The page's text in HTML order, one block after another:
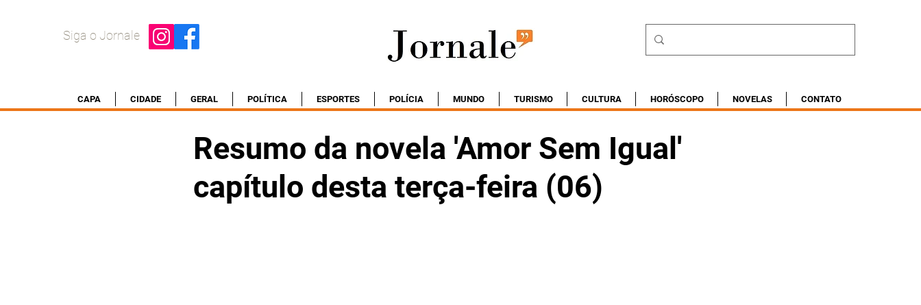
Siga o Jornale
CAPA CIDADE GERAL POLÍTICA ESPORTES POLÍCIA MUNDO TURISMO CULTURA HORÓSCOPO NOVELAS CONTATO
Resumo da novela 'Amor Sem Igual'
capítulo desta terça-feira (06)